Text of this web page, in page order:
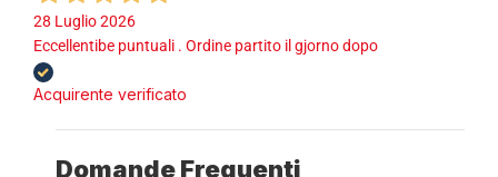
28 Luglio 2026
Eccellentibe puntuali . Ordine partito il gjorno dopo
Acquirente verificato
Domande Frequenti